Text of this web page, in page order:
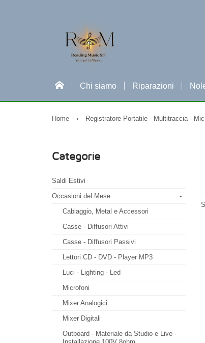
Chi siamo Riparazioni
Home › Registratore Portatile - Multitraccia -
Categorie
Saldi Estivi
-
Occasioni del Mese
Cablaggio, Metal e Accessori
Casse - Diffusori Attivi
Casse - Diffusori Passivi
Lettori CD - DVD - Player MP3
Luci - Lighting - Led
Microfoni
Mixer Analogici
Mixer Digitali
Outboard - Materiale da Studio e Live -